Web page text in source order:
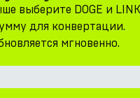
выберите DOGE и
для конвертации.
мгновенно.